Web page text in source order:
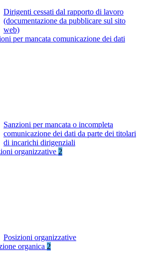
Dirigenti cessati dal rapporto di lavoro
(documentazione da pubblicare sul sito
web)
per mancata comunicazione dei dati
Sanzioni per mancata o incompleta
comunicazione dei dati da parte dei titolari
di incarichi dirigenziali
organizzative 2
Posizioni organizzative
organica 2